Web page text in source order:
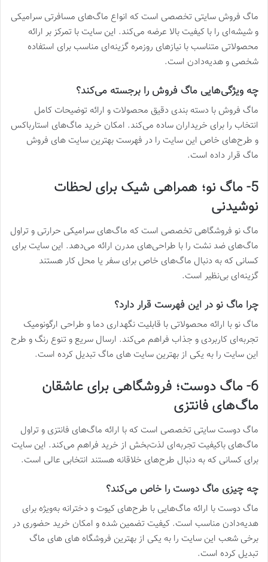
ماگ فروش سایتی تخصصی است که انواع ماگ‌های مسافرتی سرامیکی
و شیشه‌ای را با کیفیت بالا عرضه می‌کند. این سایت با تمرکز بر ارائه
محصولاتی متناسب با نیازهای روزمره گزینه‌ای مناسب برای استفاده
شخصی و هدیه‌دادن است.
چه ویژگی‌هایی ماگ فروش را برجسته می‌کند؟
ماگ فروش با دسته‌ بندی دقیق محصولات و ارائه توضیحات کامل
انتخاب را برای خریداران ساده می‌کند. امکان خرید ماگ‌های استارباکس
و طرح‌های خاص این سایت را در فهرست بهترین سایت های فروش
ماگ قرار داده است.
5- ماگ نو؛ همراهی شیک برای لحظات
نوشیدنی
ماگ نو فروشگاهی تخصصی است که ماگ‌های سرامیکی حرارتی و تراول
ماگ‌های ضد نشت را با طراحی‌های مدرن ارائه می‌دهد. این سایت برای
کسانی که به دنبال ماگ‌های خاص برای سفر یا محل کار هستند
گزینه‌ای بی‌نظیر است.
چرا ماگ نو در این فهرست قرار دارد؟
ماگ نو با ارائه محصولاتی با قابلیت نگهداری دما و طراحی ارگونومیک
تجربه‌ای کاربردی و جذاب فراهم می‌کند. ارسال سریع و تنوع رنگ و طرح
این سایت را به یکی از بهترین سایت های ماگ تبدیل کرده است.
6- ماگ دوست؛ فروشگاهی برای عاشقان
ماگ‌های فانتزی
ماگ دوست سایتی تخصصی است که با ارائه ماگ‌های فانتزی و تراول
ماگ‌های باکیفیت تجربه‌ای لذت‌بخش از خرید فراهم می‌کند. این سایت
برای کسانی که به دنبال طرح‌های خلاقانه هستند انتخابی عالی است.
چه چیزی ماگ دوست را خاص می‌کند؟
ماگ دوست با ارائه ماگ‌هایی با طرح‌های کیوت و دخترانه به‌ویژه برای
هدیه‌دادن مناسب است. کیفیت تضمین‌ شده و امکان خرید حضوری در
برخی شعب این سایت را به یکی از بهترین فروشگاه های های ماگ
تبدیل کرده است.